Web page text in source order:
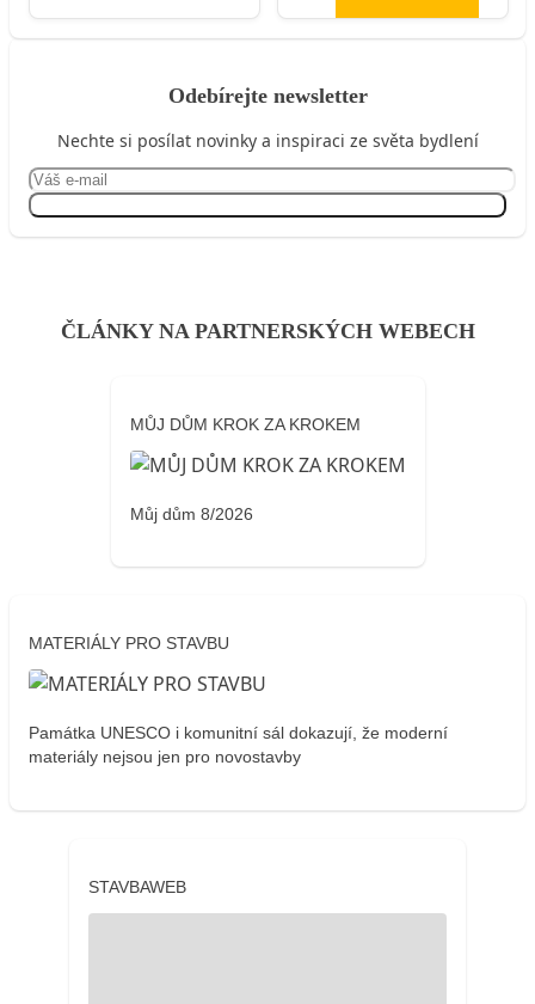
Odebírejte newsletter
Nechte si posílat novinky a inspiraci ze světa bydlení
ČLÁNKY NA PARTNERSKÝCH WEBECH
MŮJ DŮM KROK ZA KROKEM
Můj dům 8/2026
MATERIÁLY PRO STAVBU
Památka UNESCO i komunitní sál dokazují, že moderní
materiály nejsou jen pro novostavby
STAVBAWEB